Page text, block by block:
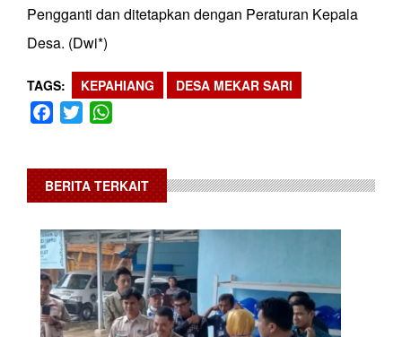
Pengganti dan ditetapkan dengan Peraturan Kepala
Desa. (Dwi*)
TAGS KEPAHIANG DESA MEKAR SARI
Facebook
Twitter
BERITA TERKAIT